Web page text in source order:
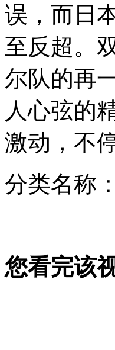
南科大创新复试:7分
山西运城恶犬咬伤
女孩北京地铁殴打
误，而日
至反超。
尔队的再
人心弦的
激动，不
分类名称：
您看完该